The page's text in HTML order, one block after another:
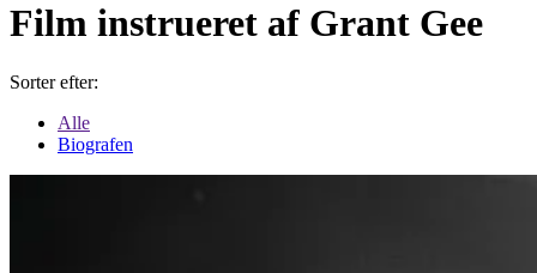
Film instrueret af Grant Gee
Sorter efter:
Alle
Biografen